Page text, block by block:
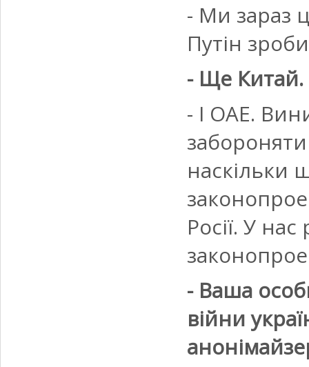
- Ми зараз
Путін
- Ще Китай.
- І ОАЕ.
наскільки
Росії. У
- Ваша
війни